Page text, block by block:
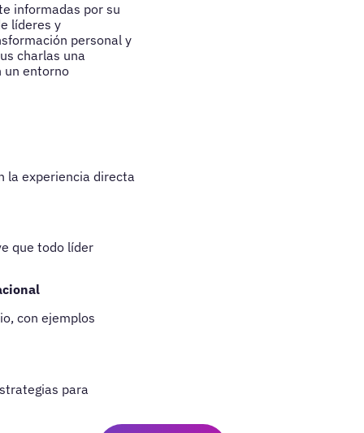
informadas por su
líderes y
personal y
charlas una
un entorno
la experiencia directa
que todo líder
con ejemplos
para